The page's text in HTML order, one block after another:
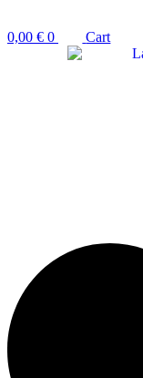
0,00 € 0 Cart